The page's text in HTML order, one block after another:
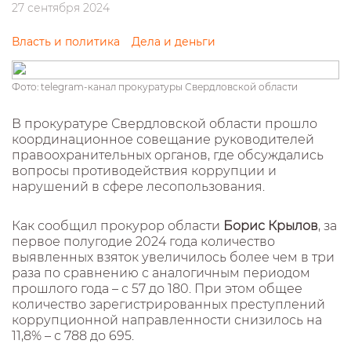
27 сентября 2024
Власть и политика Дела и деньги
Фото: telegram-канал прокуратуры Свердловской области
В прокуратуре Свердловской области прошло
координационное совещание руководителей
правоохранительных органов, где обсуждались
вопросы противодействия коррупции и
нарушений в сфере лесопользования.
Как сообщил прокурор области Борис Крылов, за
первое полугодие 2024 года количество
выявленных взяток увеличилось более чем в три
раза по сравнению с аналогичным периодом
прошлого года – с 57 до 180. При этом общее
количество зарегистрированных преступлений
коррупционной направленности снизилось на
11,8% – с 788 до 695.